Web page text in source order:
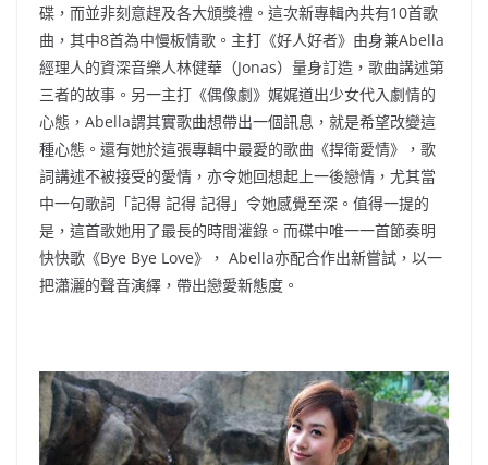
碟，而並非刻意趕及各大頒獎禮。這次新專輯內共有10首歌
曲，其中8首為中慢板情歌。主打《好人好者》由身兼Abella
經理人的資深音樂人林健華（Jonas）量身訂造，歌曲講述第
三者的故事。另一主打《偶像劇》娓娓道出少女代入劇情的
心態，Abella謂其實歌曲想帶出一個訊息，就是希望改變這
種心態。還有她於這張專輯中最愛的歌曲《捍衛愛情》，歌
詞講述不被接受的愛情，亦令她回想起上一後戀情，尤其當
中一句歌詞「記得 記得 記得」令她感覺至深。值得一提的
是，這首歌她用了最長的時間灌錄。而碟中唯一一首節奏明
快快歌《Bye Bye Love》， Abella亦配合作出新嘗試，以一
把瀟灑的聲音演繹，帶出戀愛新態度。